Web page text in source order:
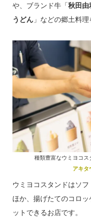
や、ブランド牛「秋田由
うどん」などの郷土料理
種類豊富なウミヨコ
アキタ
ウミヨコスタンドはソ
ほか、揚げたてのコロ
ットできるお店です。